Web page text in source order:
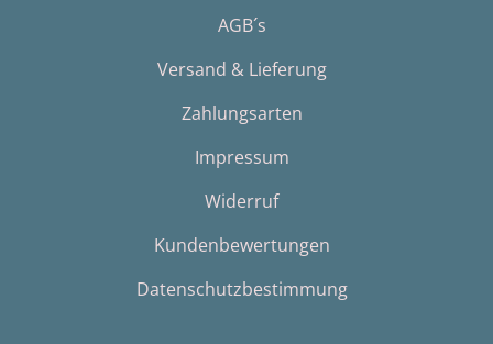
AGB´s
Versand & Lieferung
Zahlungsarten
Impressum
Widerruf
Kundenbewertungen
Datenschutzbestimmung